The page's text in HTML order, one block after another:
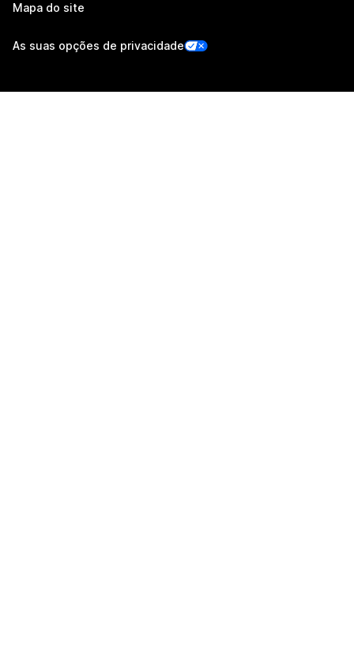
Mapa do site
As suas opções de privacidade